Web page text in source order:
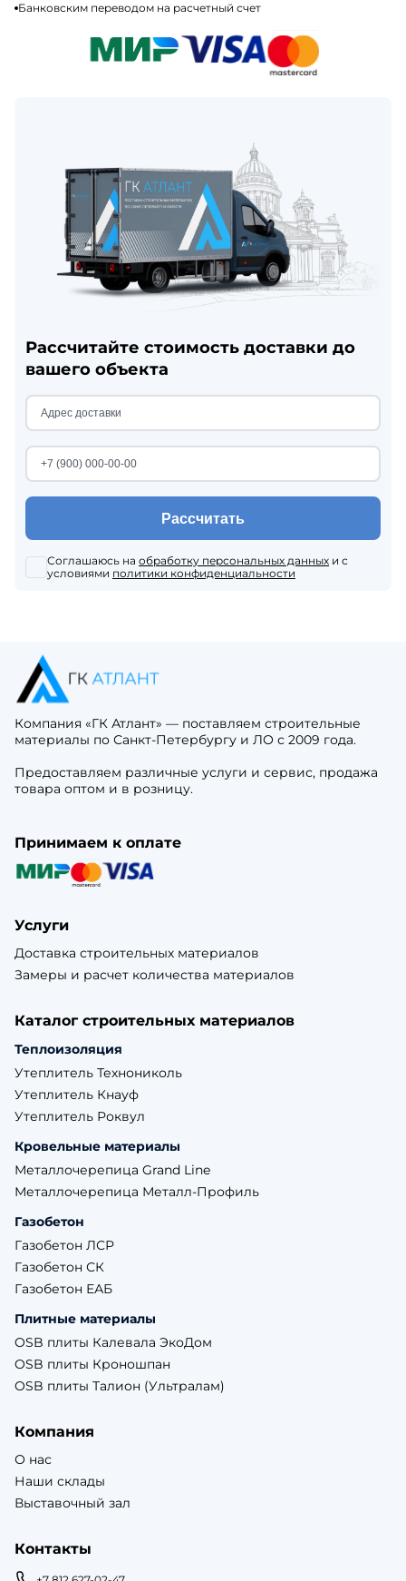
Банковским переводом на расчетный счет
Рассчитайте стоимость доставки до
вашего объекта
Рассчитать
Соглашаюсь на обработку персональных данных и с
условиями политики конфиденциальности
Компания «ГК Атлант» — поставляем строительные
материалы по Санкт-Петербургу и ЛО с 2009 года.
Предоставляем различные услуги и сервис, продажа
товара оптом и в розницу.
Принимаем к оплате
Услуги
Доставка строительных материалов
Замеры и расчет количества материалов
Каталог строительных материалов
Теплоизоляция
Утеплитель Технониколь
Утеплитель Кнауф
Утеплитель Роквул
Кровельные материалы
Металлочерепица Grand Line
Металлочерепица Металл-Профиль
Газобетон
Газобетон ЛСР
Газобетон СК
Газобетон ЕАБ
Плитные материалы
OSB плиты Калевала ЭкоДом
OSB плиты Кроношпан
OSB плиты Талион (Ультралам)
Компания
О нас
Наши склады
Выставочный зал
Контакты